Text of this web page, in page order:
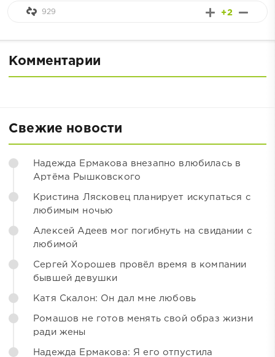
+2
929
Комментарии
Свежие новости
Надежда Ермакова внезапно влюбилась в
Артёма Рышковского
Кристина Лясковец планирует искупаться с
любимым ночью
Алексей Адеев мог погибнуть на свидании с
любимой
Сергей Хорошев провёл время в компании
бывшей девушки
Катя Скалон: Он дал мне любовь
Ромашов не готов менять свой образ жизни
ради жены
Надежда Ермакова: Я его отпустила